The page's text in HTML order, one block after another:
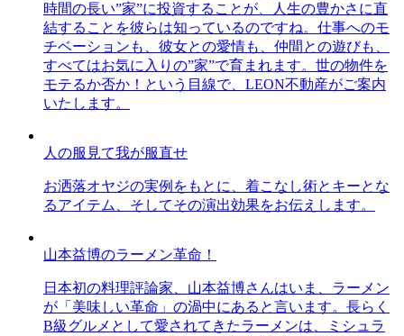
時間の長い”家”に投資することが、人生の豊かさに直
結することを彼らは知っているのですね。仕事へのモ
チベーションも、彼女との愛情も、仲間との遊びも、
すべてはお気に入りの”家”で育まれます。世の物件を
モテるか否か！という目線で、LEON不動産がご案内
いたします。
人の服見て我が服直せ
お洒落オヤジの実例をもとに、着こなし術とキーとな
るアイテム、そしてその演出効果をお伝えします。
山本益博のラーメン革命！
日本初の料理評論家、山本益博さんはいま、ラーメン
が「美味しい革命」の渦中にあると言います。長らく
B級グルメとして愛されてきたラーメンは、ミシュラ